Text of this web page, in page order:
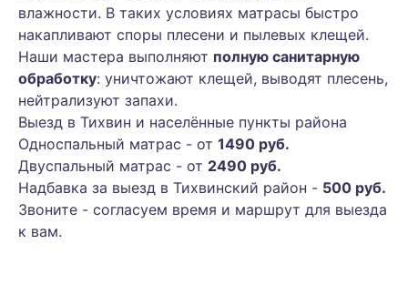
влажности. В таких условиях матрасы быстро
накапливают споры плесени и пылевых клещей.
Наши мастера выполняют полную санитарную
обработку: уничтожают клещей, выводят плесень,
нейтрализуют запахи.
Выезд в Тихвин и населённые пункты района
Односпальный матрас - от 1490 руб.
Двуспальный матрас - от 2490 руб.
Надбавка за выезд в Тихвинский район - 500 руб.
Звоните - согласуем время и маршрут для выезда
к вам.